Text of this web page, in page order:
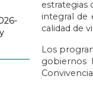
estrategias
integral de
calidad de
Los
gobiernos